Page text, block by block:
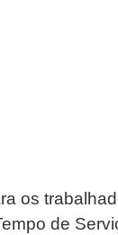
os
de